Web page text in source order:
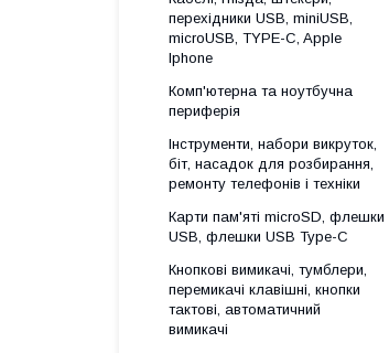
перехідники USB, miniUSB,
microUSB, TYPE-C, Apple
Iphone
Комп'ютерна та ноутбучна
периферія
Інструменти, набори викруток,
біт, насадок для розбирання,
ремонту телефонів і техніки
Карти пам'яті microSD, флешки
USB, флешки USB Type-C
Кнопкові вимикачі, тумблери,
перемикачі клавішні, кнопки
тактові, автоматичний
вимикачі